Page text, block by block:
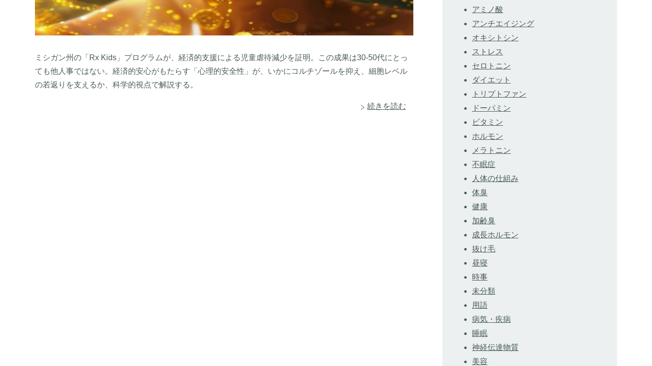
ミシガン州の「Rx Kids」プログラムが、経済的支援による児童虐待減少を証明。この成果は30-50代にとっ
ても他人事ではない。経済的安心がもたらす「心理的安全性」が、いかにコルチゾールを抑え、細胞レベル
の若返りを支えるか、科学的視点で解説する。
続きを読む
アミノ酸
アンチエイジング
オキシトシン
ストレス
セロトニン
ダイエット
トリプトファン
ドーパミン
ビタミン
ホルモン
メラトニン
不眠症
人体の仕組み
体臭
健康
加齢臭
成長ホルモン
抜け毛
昼寝
時事
未分類
用語
病気・疾病
睡眠
神経伝達物質
美容